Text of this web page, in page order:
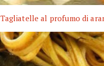
Tagliatelle al profumo di